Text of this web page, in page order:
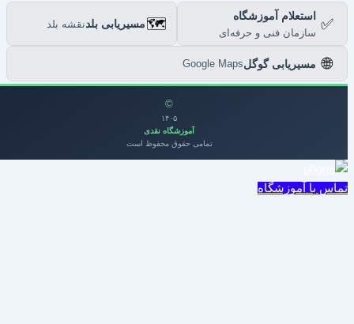
✅ استعلام آموزشگاه
سازمان فنی و حرفه‌ای
🗺️مسیریابی بلدنقشه بلد
مسیریابی گوگلGoogle Maps
۱۴۰۵
آموزشگاه نقدی
تمامی حقوق محفوظ است
با آموزشگاه